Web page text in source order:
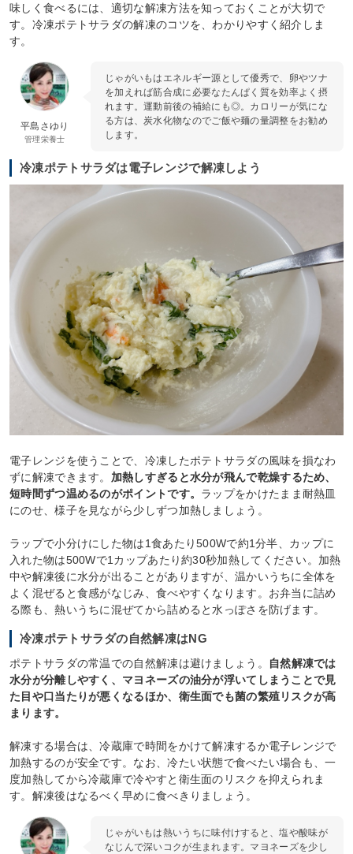
味しく食べるには、適切な解凍方法を知っておくことが大切で
す。冷凍ポテトサラダの解凍のコツを、わかりやすく紹介しま
す。
平島さゆり
管理栄養士
じゃがいもはエネルギー源として優秀で、卵やツナ
を加えれば筋合成に必要なたんぱく質を効率よく摂
れます。運動前後の補給にも◎。カロリーが気にな
る方は、炭水化物なのでご飯や麺の量調整をお勧め
します。
冷凍ポテトサラダは電子レンジで解凍しよう
電子レンジを使うことで、冷凍したポテトサラダの風味を損なわ
ずに解凍できます。 加熱しすぎると水分が飛んで乾燥するため、
短時間ずつ温めるのがポイントです。 ラップをかけたまま耐熱皿
にのせ、様子を見ながら少しずつ加熱しましょう。
ラップで小分けにした物は1食あたり500Wで約1分半、カップに
入れた物は500Wで1カップあたり約30秒加熱してください。加熱
中や解凍後に水分が出ることがありますが、温かいうちに全体を
よく混ぜると食感がなじみ、食べやすくなります。お弁当に詰め
る際も、熱いうちに混ぜてから詰めると水っぽさを防げます。
冷凍ポテトサラダの自然解凍はNG
ポテトサラダの常温での自然解凍は避けましょう。
自然解凍では
水分が分離しやすく、マヨネーズの油分が浮いてしまうことで見
た目や口当たりが悪くなるほか、衛生面でも菌の繁殖リスクが高
まります。
解凍する場合は、冷蔵庫で時間をかけて解凍するか電子レンジで
加熱するのが安全です。なお、冷たい状態で食べたい場合も、一
度加熱してから冷蔵庫で冷やすと衛生面のリスクを抑えられま
す。解凍後はなるべく早めに食べきりましょう。
じゃがいもは熱いうちに味付けすると、塩や酸味が
なじんで深いコクが生まれます。マヨネーズを少し